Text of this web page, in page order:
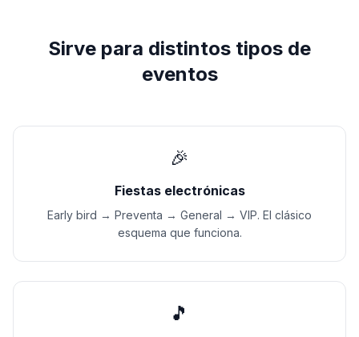
Sirve para distintos tipos de
eventos
🎉
Fiestas electrónicas
Early bird → Preventa → General → VIP. El clásico
esquema que funciona.
🎵